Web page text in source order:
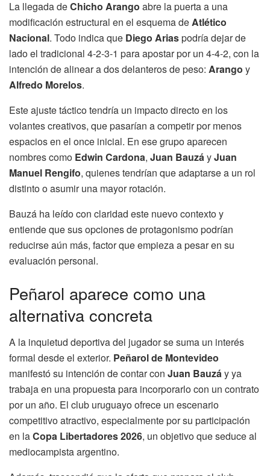
La llegada deChicho Arango abre la puerta a una
modificación estructural en el esquema deAtlético
Nacional. Todo indica que Diego Ariaspodría dejar de
lado el tradicional 4-2-3-1 para apostar por un 4-4-2, con la
intención de alinear a dos delanteros de peso: Arango y
Alfredo Morelos.
Este ajuste táctico tendría un impacto directo en los
volantes creativos, que pasarían a competir por menos
espacios en el once inicial. En ese grupo aparecen
nombres como Edwin Cardona, Juan BauzáyJuan
Manuel Rengifo, quienes tendrían que adaptarse a un rol
distinto o asumir una mayor rotación.
Bauzá ha leído con claridad este nuevo contexto y
entiende que sus opciones de protagonismo podrían
reducirse aún más, factor que empieza a pesar en su
evaluación personal.
Peñarol aparece como una
alternativa concreta
A la inquietud deportiva del jugador se suma un interés
formal desde el exterior. Peñarol de Montevideo
manifestó su intención de contar con Juan Bauzá y ya
trabaja en una propuesta para incorporarlo con un contrato
por un año. El club uruguayo ofrece un escenario
competitivo atractivo, especialmente por su participación
en laCopa Libertadores 2026, un objetivo que seduce al
mediocampista argentino.